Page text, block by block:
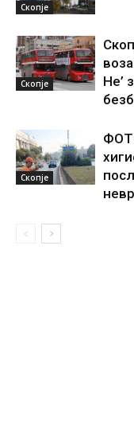
Скопје
Скопје
Не’
Скопје